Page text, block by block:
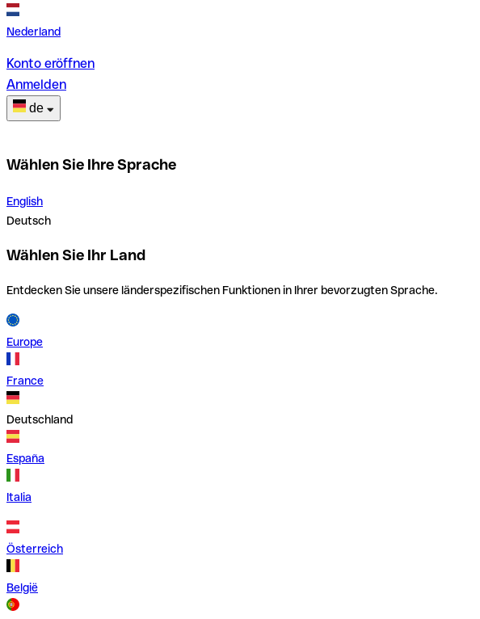
Nederland
Konto eröffnen
Anmelden
de
Wählen Sie Ihre Sprache
English
Deutsch
Wählen Sie Ihr Land
Entdecken Sie unsere länderspezifischen Funktionen in Ihrer bevorzugten Sprache.
Europe
France
Deutschland
España
Italia
Österreich
België